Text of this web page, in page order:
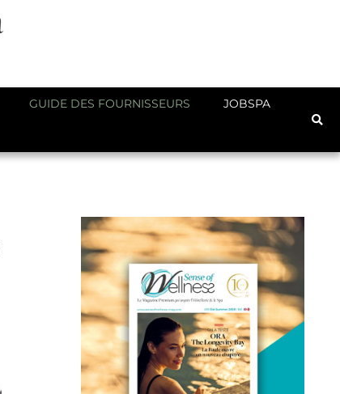
GUIDE DES FOURNISSEURS JOBSPA